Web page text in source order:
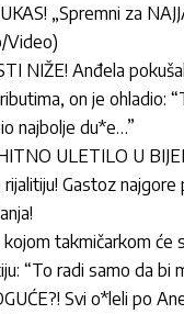
„Spremni za
Video)
NIŽE! Anđela
on je ohladio:
najbolje du*e…”
ULETILO U
Gastoz najgore
kojom takmičarkom će
“To radi samo da bi
Svi o*leli po